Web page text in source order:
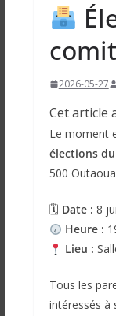
2026-05-27
Cet article
Le moment
élections
500
🗓 Date : 8
Heure :
Lieu :
Tous les
intéressés à